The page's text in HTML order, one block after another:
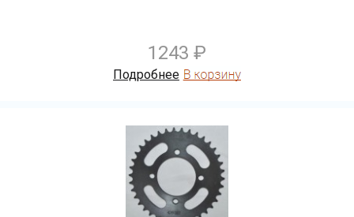
1243 ₽
Подробнее